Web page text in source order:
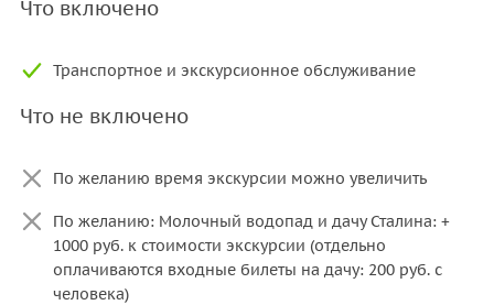
Что включено
Транспортное и экскурсионное обслуживание
Что не включено
По желанию время экскурсии можно увеличить
По желанию: Молочный водопад и дачу Сталина: +
1000 руб. к стоимости экскурсии (отдельно
оплачиваются входные билеты на дачу: 200 руб. с
человека)